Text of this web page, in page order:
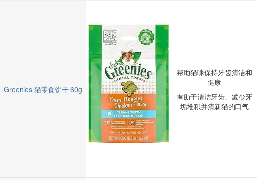
Greenies 猫零食饼干 60g
帮助猫咪保持牙齿清洁和
健康
有助于清洁牙齿、减少牙
垢堆积并清新猫的口气